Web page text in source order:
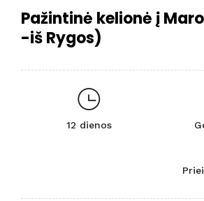
Pažintinė kelionė į
-iš Rygos)
12 dienos